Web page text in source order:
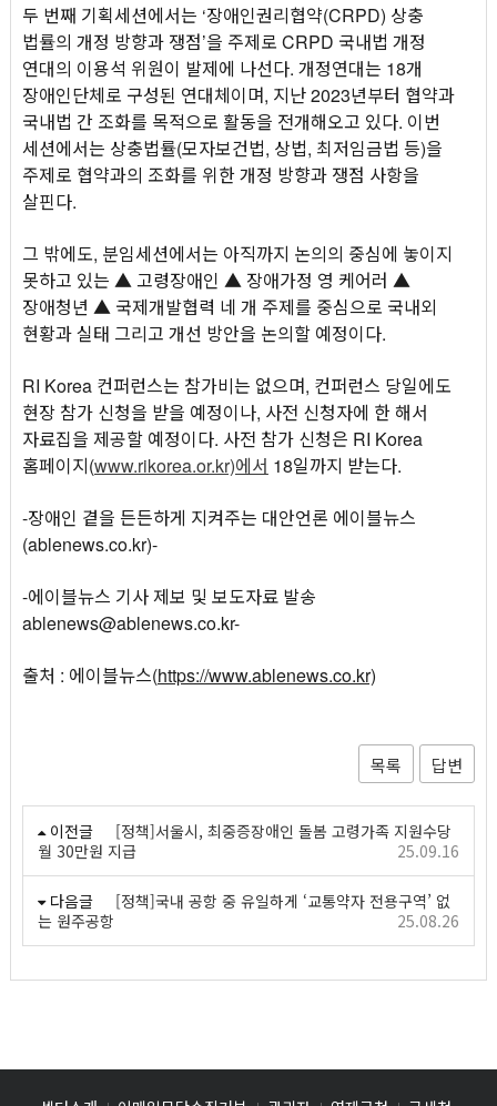
두 번째 기획세션에서는 ‘장애인권리협약(CRPD) 상충
법률의 개정 방향과 쟁점’을 주제로 CRPD 국내법 개정
연대의 이용석 위원이 발제에 나선다. 개정연대는 18개
장애인단체로 구성된 연대체이며, 지난 2023년부터 협약과
국내법 간 조화를 목적으로 활동을 전개해오고 있다. 이번
세션에서는 상충법률(모자보건법, 상법, 최저임금법 등)을
주제로 협약과의 조화를 위한 개정 방향과 쟁점 사항을
살핀다.
그 밖에도, 분임세션에서는 아직까지 논의의 중심에 놓이지
못하고 있는 ▲ 고령장애인 ▲ 장애가정 영 케어러 ▲
장애청년 ▲ 국제개발협력 네 개 주제를 중심으로 국내외
현황과 실태 그리고 개선 방안을 논의할 예정이다.
RI Korea 컨퍼런스는 참가비는 없으며, 컨퍼런스 당일에도
현장 참가 신청을 받을 예정이나, 사전 신청자에 한 해서
자료집을 제공할 예정이다. 사전 참가 신청은 RI Korea
홈페이지(www.rikorea.or.kr)에서 18일까지 받는다.
-장애인 곁을 든든하게 지켜주는 대안언론 에이블뉴스
(ablenews.co.kr)-
-에이블뉴스 기사 제보 및 보도자료 발송
ablenews@ablenews.co.kr-
출처 : 에이블뉴스(https://www.ablenews.co.kr)
목록 답변
이전글
[정책]서울시, 최중증장애인 돌봄 고령가족 지원수당
월 30만원 지급
25.09.16
다음글
[정책]국내 공항 중 유일하게 ‘교통약자 전용구역’ 없
는 원주공항
25.08.26